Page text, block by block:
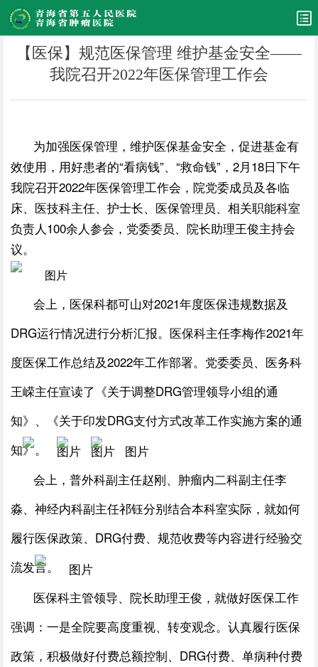
【医保】规范医保管理 维护基金安全——
我院召开2022年医保管理工作会
为加强医保管理，维护医保基金安全，促进基金有
效使用，用好患者的“看病钱”、“救命钱”， 2月18日下午
我院召开2022年医保管理工作会，院党委成员及各临
床、医技科主任、护士长、医保管理员、相关职能科室
负责人100余人参会，党委委员、院长助理王俊主持会
议。
会上，医保科都可山对2021年度医保违规数据及
DRG运行情况进行分析汇报。医保科主任李梅作2021年
度医保工作总结及2022年工作部署。党委委员、医务科
王嵘主任宣读了《关于调整DRG管理领导小组的通
知》、《关于印发DRG支付方式改革工作实施方案的通
知》。
会上，普外科副主任赵刚、肿瘤内二科副主任李
淼、神经内科副主任祁钰分别结合本科室实际，就如何
履行医保政策、DRG付费、规范收费等内容进行经验交
流发言。
医保科主管领导、院长助理王俊，就做好医保工作
强调：一是全院要高度重视、转变观念。认真履行医保
政策，积极做好付费总额控制、DRG付费、单病种付费